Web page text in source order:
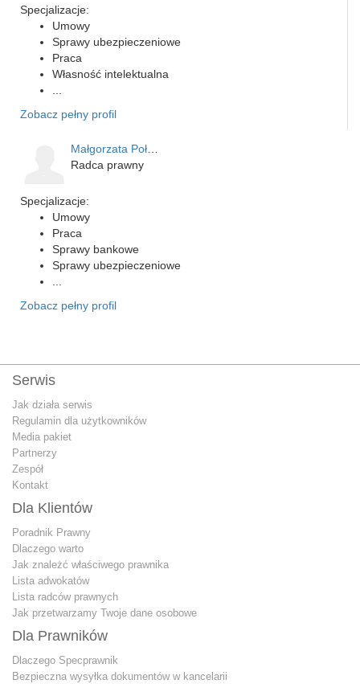
Specjalizacje:
Umowy
Sprawy ubezpieczeniowe
Praca
Własność intelektualna
Zobacz pełny profil
Radca prawny
Specjalizacje:
Umowy
Praca
Sprawy bankowe
Sprawy ubezpieczeniowe
Zobacz pełny profil
Serwis
Jak działa serwis
Regulamin dla użytkowników
Media pakiet
Partnerzy
Zespół
Kontakt
Dla Klientów
Poradnik Prawny
Dlaczego warto
Jak znależć właściwego prawnika
Lista adwokatów
Lista radców prawnych
Jak przetwarzamy Twoje dane osobowe
Dla Prawników
Dlaczego Specprawnik
Bezpieczna wysyłka dokumentów w kancelarii